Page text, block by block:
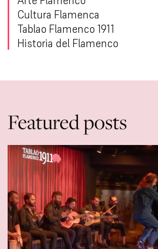
Cultura Flamenca
Tablao Flamenco 1911
Historia del Flamenco
Featured posts